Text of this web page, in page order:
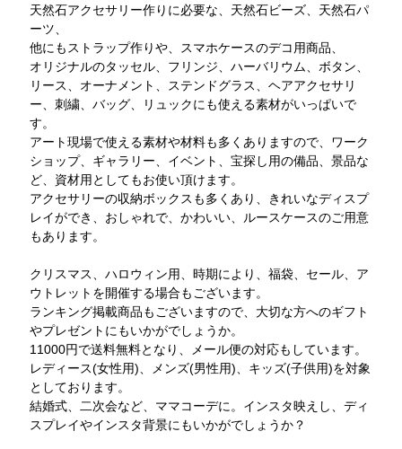
天然石アクセサリー作りに必要な、天然石ビーズ、天然石パ
ーツ、
他にもストラップ作りや、スマホケースのデコ用商品、
オリジナルのタッセル、フリンジ、ハーバリウム、ボタン、
リース、オーナメント、ステンドグラス、ヘアアクセサリ
ー、刺繍、バッグ、リュックにも使える素材がいっぱいで
す。
アート現場で使える素材や材料も多くありますので、ワーク
ショップ、ギャラリー、イベント、宝探し用の備品、景品な
ど、資材用としてもお使い頂けます。
アクセサリーの収納ボックスも多くあり、きれいなディスプ
レイができ、おしゃれで、かわいい、ルースケースのご用意
もあります。
クリスマス、ハロウィン用、時期により、福袋、セール、ア
ウトレットを開催する場合もございます。
ランキング掲載商品もございますので、大切な方へのギフト
やプレゼントにもいかがでしょうか。
11000円で送料無料となり、メール便の対応もしています。
レディース(女性用)、メンズ(男性用)、キッズ(子供用)を対象
としております。
結婚式、二次会など、ママコーデに。インスタ映えし、ディ
スプレイやインスタ背景にもいかがでしょうか？